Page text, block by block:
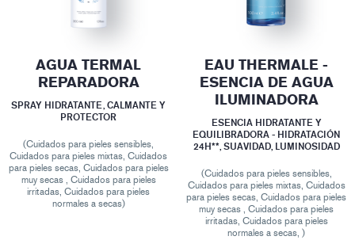
AGUA TERMAL
REPARADORA
SPRAY HIDRATANTE, CALMANTE Y
PROTECTOR
(Cuidados para pieles sensibles,
Cuidados para pieles mixtas, Cuidados
para pieles secas, Cuidados para pieles
muy secas , Cuidados para pieles
irritadas, Cuidados para pieles
normales a secas)
EAU THERMALE -
ESENCIA DE AGUA
ILUMINADORA
ESENCIA HIDRATANTE Y
EQUILIBRADORA - HIDRATACIÓN
24H**, SUAVIDAD, LUMINOSIDAD
(Cuidados para pieles sensibles,
Cuidados para pieles mixtas, Cuidados
para pieles secas, Cuidados para pieles
muy secas , Cuidados para pieles
irritadas, Cuidados para pieles
normales a secas, )